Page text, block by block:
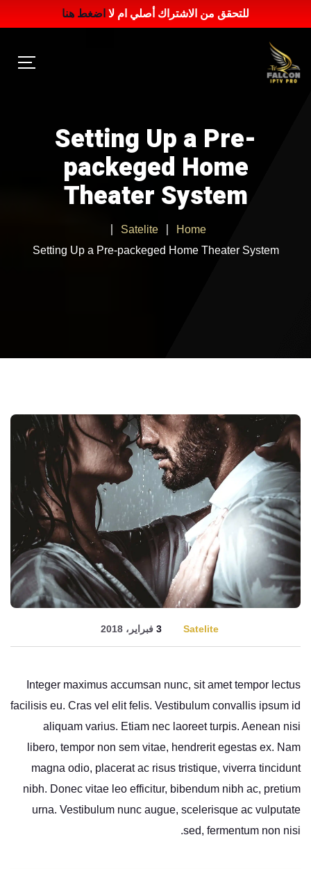
للتحقق من الاشتراك أصلي ام لا اضغط هنا
Setting Up a Pre-
packeged Home
Theater System
Home
Satelite
Setting Up a Pre-packeged Home Theater System
Satelite 3 فبراير، 2018
Integer maximus accumsan nunc, sit amet tempor lectus
facilisis eu. Cras vel elit felis. Vestibulum convallis ipsum id
aliquam varius. Etiam nec laoreet turpis. Aenean nisi
libero, tempor non sem vitae, hendrerit egestas ex. Nam
magna odio, placerat ac risus tristique, viverra tincidunt
nibh. Donec vitae leo efficitur, bibendum nibh ac, pretium
urna. Vestibulum nunc augue, scelerisque ac vulputate
sed, fermentum non nisi.